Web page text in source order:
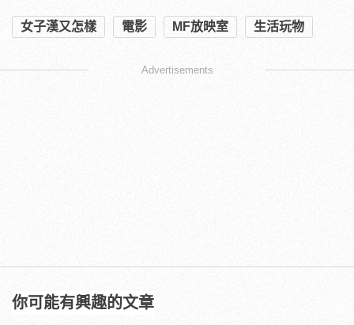
女子漢又怎樣 電影 MF放映室 生活玩物
Advertisements
你可能有興趣的文章